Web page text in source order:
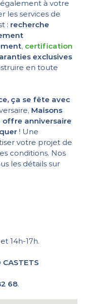
à votre
les services de
: recherche
, certification
exclusives
en toute
ça se fête avec
Maisons
offre anniversaire
! Une
votre projet de
conditions. Nos
les détails sur
14h-17h.
68.